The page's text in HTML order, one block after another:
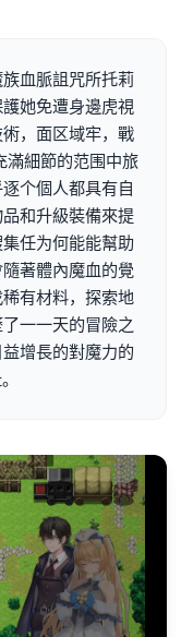
血脈詛咒所托莉
她免遭身邊虎視
，面区域牢，戰
滿細節的范围中旅
个個人都具有自
和升級裝備來提
任为何能能幫助
著體內魔血的覺
有材料，探索地
一一天的冒險之
增長的對魔力的